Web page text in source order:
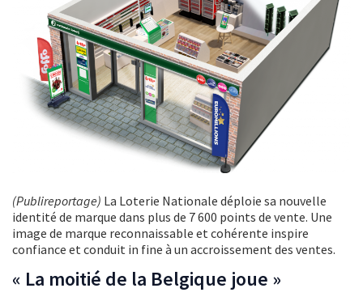
(Publireportage) La Loterie Nationale déploie sa nouvelle
identité de marque dans plus de 7 600 points de vente. Une
image de marque reconnaissable et cohérente inspire
confiance et conduit in fine à un accroissement des ventes.
« La moitié de la Belgique joue »